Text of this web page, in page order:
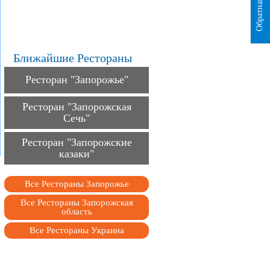
Ближайшие Рестораны
Ресторан "Запорожье"
Ресторан "Запорожская
Сечь"
Ресторан "Запорожские
казаки"
Все Рестораны Запорожье
Все Рестораны Запорожская
область
Все Рестораны Украина